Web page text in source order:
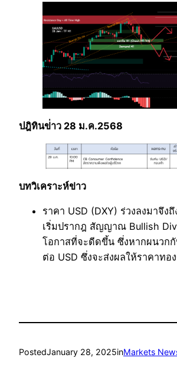
ปฎิทินข่่าว 28 ม.ค.2568
บทวิเคราะห์ข่าว
ราคา USD (DXY) ร่วงลงมาจึง
เริ่มปรากฎ สัญญาณ Bullish
โอกาสที่จะดีดขึ้น ซึ่งหากผนวก
ต่อ USD ซึ่งจะส่งผลให้ราคาทอ
PostedJanuary 28, 2025inMarkets